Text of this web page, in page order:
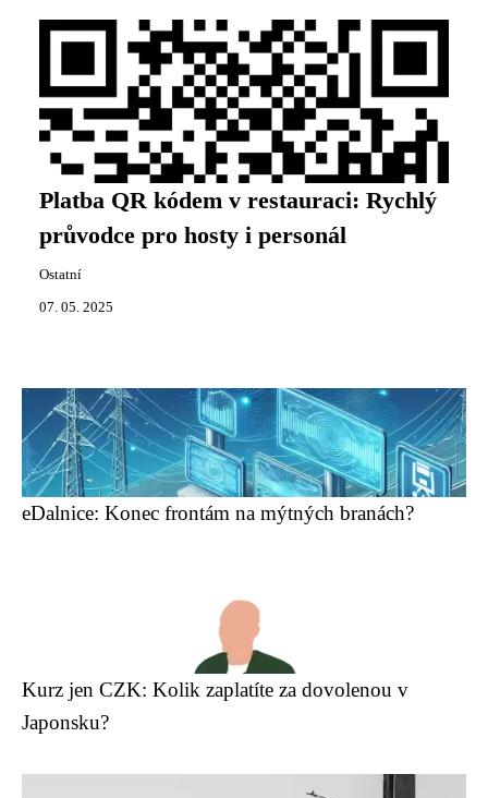
Platba QR kódem v restauraci: Rychlý
průvodce pro hosty i personál
Ostatní
07. 05. 2025
eDalnice: Konec frontám na mýtných branách?
Kurz jen CZK: Kolik zaplatíte za dovolenou v
Japonsku?